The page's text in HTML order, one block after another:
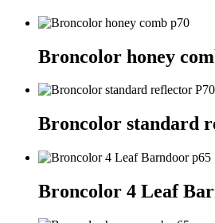
Broncolor honey
Broncolor standard
Broncolor 4 Leaf